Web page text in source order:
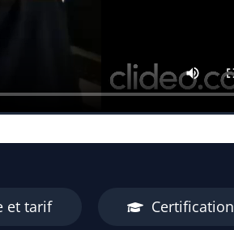
et tarif Certification